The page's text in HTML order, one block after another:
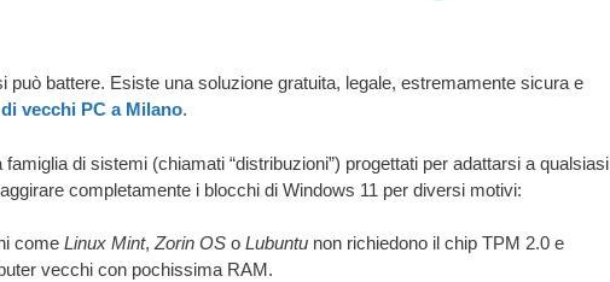
può battere. Esiste una soluzione gratuita, legale, estremamente sicura e
vecchi PC a Milano.
di sistemi (chiamati “distribuzioni”) progettati per adattarsi a qualsiasi
completamente i blocchi di Windows 11 per diversi motivi:
come Linux Mint, Zorin OS o Lubuntu non richiedono il chip TPM 2.0 e
vecchi con pochissima RAM.